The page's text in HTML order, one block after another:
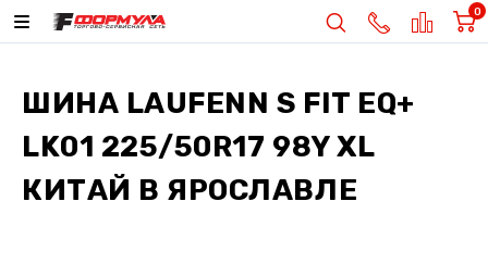
0
ШИНА LAUFENN S FIT EQ+
LK01 225/50R17 98Y XL
КИТАЙ В ЯРОСЛАВЛЕ